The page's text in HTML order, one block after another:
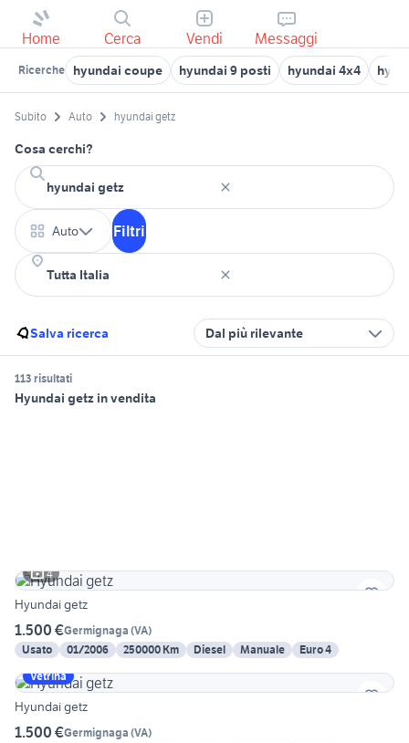
Home Cerca Vendi Messaggi
Ricerche hyundai coupe hyundai 9 posti hyundai 4x4
Subito Auto hyundai getz
Cosa cerchi?
Auto Filtri
Salva ricerca Dal più rilevante
113 risultati
Hyundai getz in vendita
4
Hyundai getz
1.500 €Germignaga (VA)
Usato
01/2006 250000 Km Diesel Manuale
Euro 4
Vetrina
Hyundai getz
1.500 €Germignaga (VA)